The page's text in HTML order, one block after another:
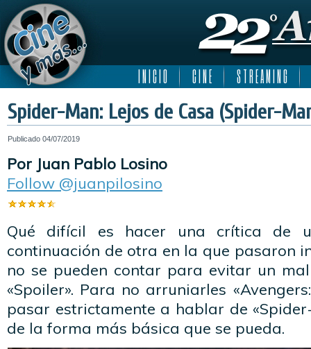
I N I C I O C I N E S T R E A M I N G
Spider-Man: Lejos de Casa (Spider-
Publicado 04/07/2019
Por Juan Pablo Losino
Follow @juanpilosino
Qué difícil es hacer una crítica de
continuación de otra en la que pasaron
no se pueden contar para evitar un
«Spoiler». Para no arruniarles
pasar estrictamente a hablar de
de la forma más básica que se pueda.